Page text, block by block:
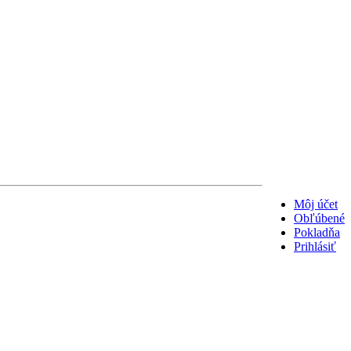
Môj účet
Obľúbené
Pokladňa
Prihlásiť